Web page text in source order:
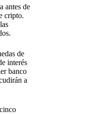
antes de
cripto.
de
interés
banco
a